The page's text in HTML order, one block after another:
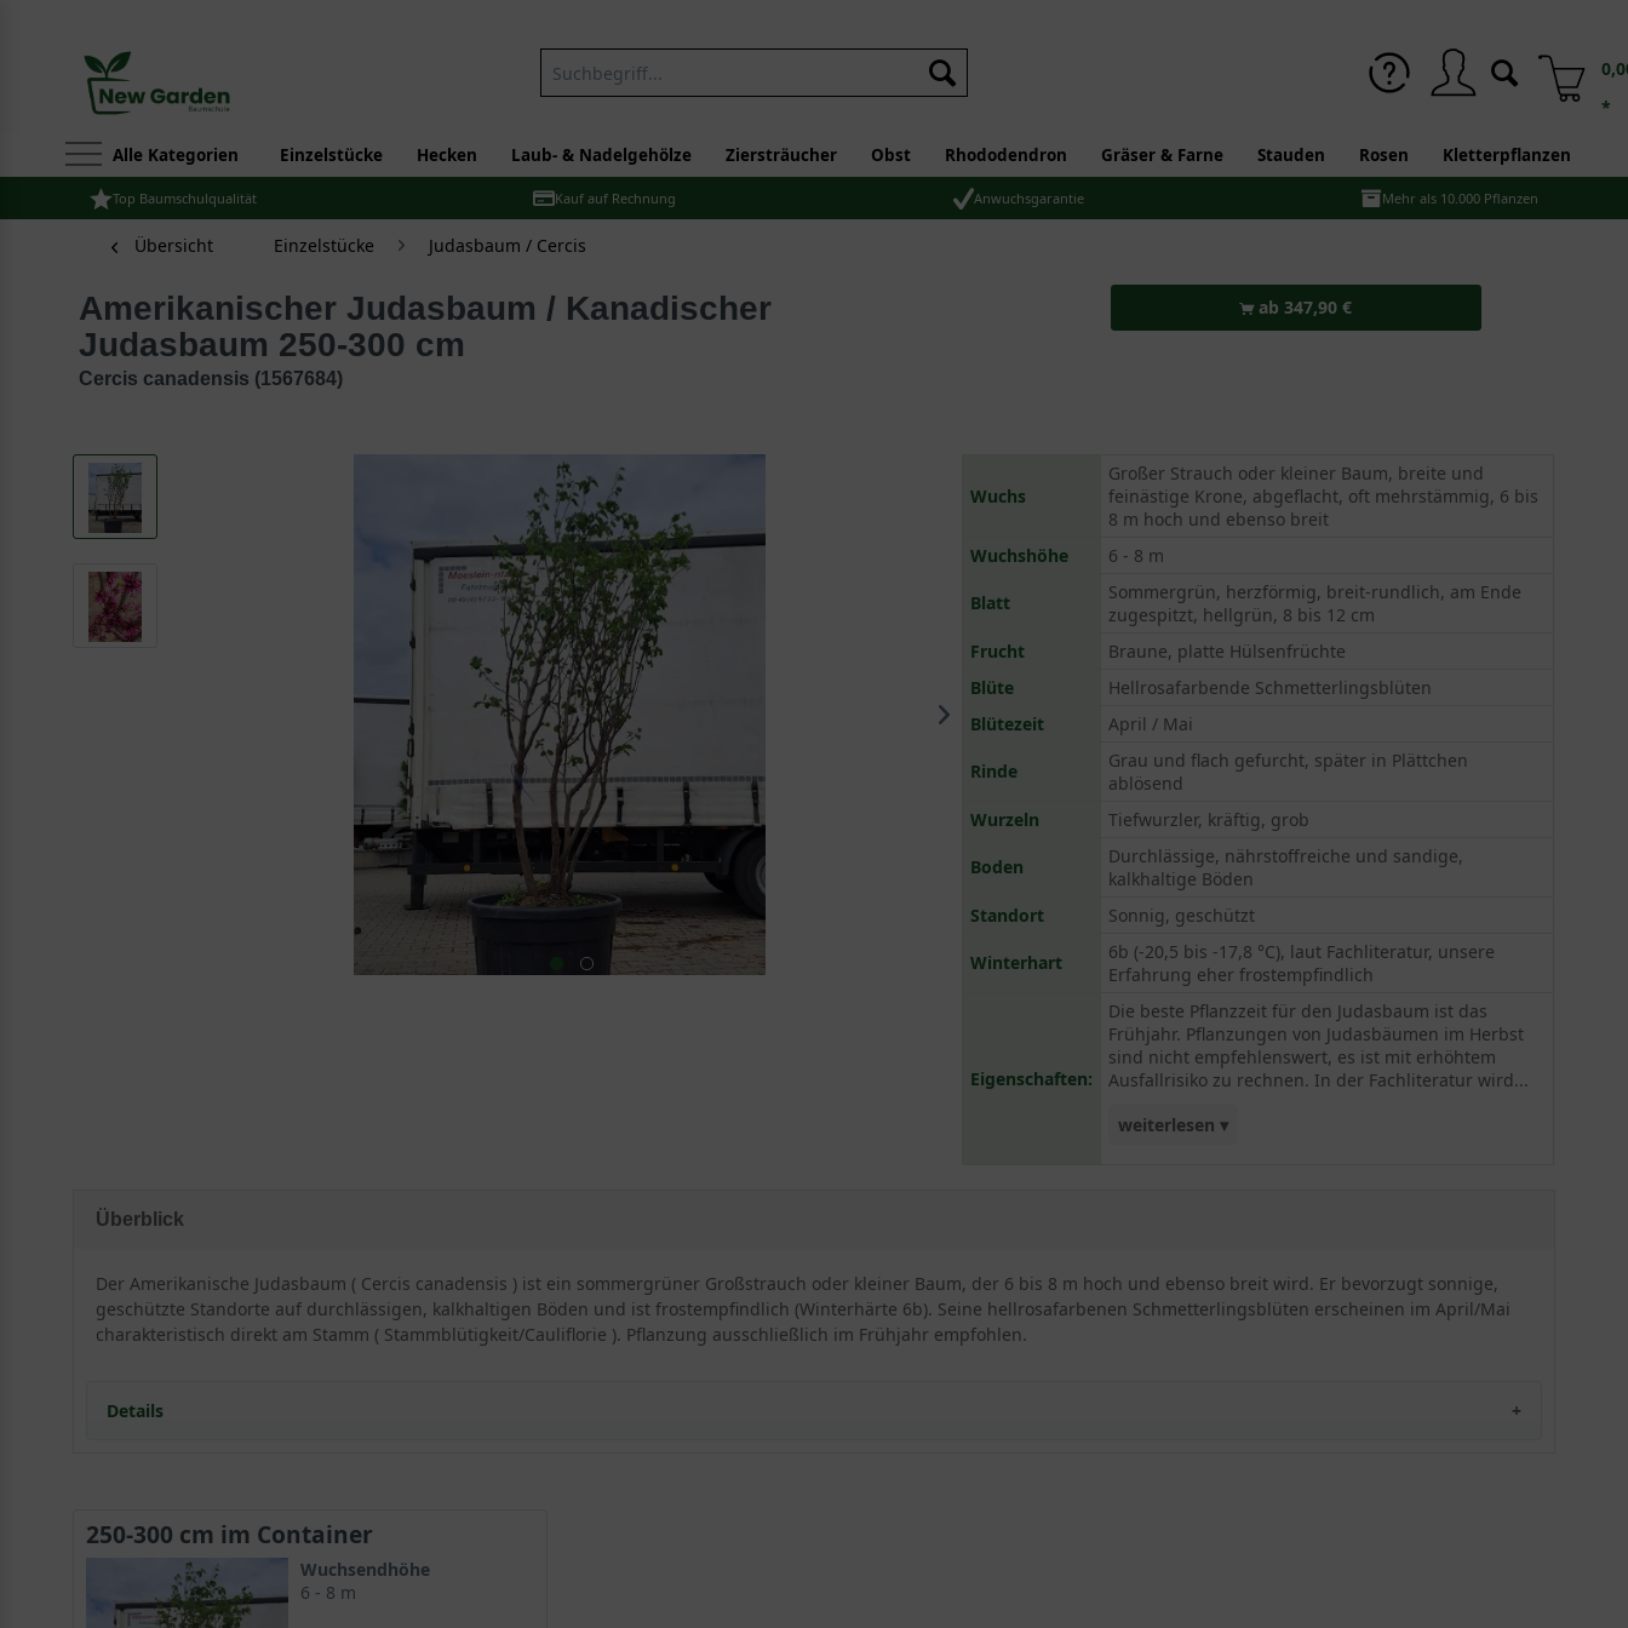
*
Alle Kategorien Einzelstücke Hecken Laub- & Nadelgehölze Ziersträucher Obst Rhododendron Gräser & Farne Stauden Rosen Kletterpflanzen
Top Baumschulqualität Kauf auf Rechnung Anwuchsgarantie Mehr als 10.000 Pflanzen
Übersicht Einzelstücke Judasbaum / Cercis
Amerikanischer Judasbaum / Kanadischer
Judasbaum 250-300 cm
Cercis canadensis (1567684)
ab 347,90 €
Wuchs
Großer Strauch oder kleiner Baum, breite und
feinästige Krone, abgeflacht, oft mehrstämmig, 6 bis
8 m hoch und ebenso breit
Wuchshöhe
6 - 8 m
Blatt
Sommergrün, herzförmig, breit-rundlich, am Ende
zugespitzt, hellgrün, 8 bis 12 cm
Frucht
Braune, platte Hülsenfrüchte
Blüte
Hellrosafarbende Schmetterlingsblüten
Blütezeit
April / Mai
Rinde
Grau und flach gefurcht, später in Plättchen
ablösend
Wurzeln
Tiefwurzler, kräftig, grob
Boden
Durchlässige, nährstoffreiche und sandige,
kalkhaltige Böden
Standort
Sonnig, geschützt
Winterhart
6b (-20,5 bis -17,8 °C), laut Fachliteratur, unsere
Erfahrung eher frostempfindlich
Eigenschaften:
Die beste Pflanzzeit für den Judasbaum ist das
Frühjahr. Pflanzungen von Judasbäumen im Herbst
sind nicht empfehlenswert, es ist mit erhöhtem
Ausfallrisiko zu rechnen. In der Fachliteratur wird...
weiterlesen ▾
Judasbaum / Kanadischer Judasbaum) gehört
aufgrund der Stammblütigkeit zu den schönsten
und interessantesten Blütengehölzen, die es gibt.
Überblick
Der Amerikanische Judasbaum ( Cercis canadensis ) ist ein sommergrüner Großstrauch oder kleiner Baum, der 6 bis 8 m hoch und ebenso breit wird. Er bevorzugt sonnige,
geschützte Standorte auf durchlässigen, kalkhaltigen Böden und ist frostempfindlich (Winterhärte 6b). Seine hellrosafarbenen Schmetterlingsblüten erscheinen im April/Mai
charakteristisch direkt am Stamm ( Stammblütigkeit/Cauliflorie ). Pflanzung ausschließlich im Frühjahr empfohlen.
Details
Cercis canadensis stammt, wie sein Name fälschlicherweise vermuten lässt nicht aus Kanada, sondern aus dem Nordosten der USA und ist trotz dessen auch unter dem
Namen Kanadischer Judasbaum und Amerikanischer Judasbaum bekannt. In seiner Heimat findet man den wunderschönen
Flusstälern. Sein Name leitet sich von dem griechischen Wort kerkis ab, was so viel wie „Weberschiffchen“ bedeutet und Bezug auf die interessante Optik seiner Hülsenfrüchte
250-300 cm im Container
Wuchsendhöhe
6 - 8 m